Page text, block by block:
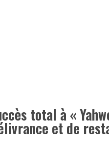
total à «
et de